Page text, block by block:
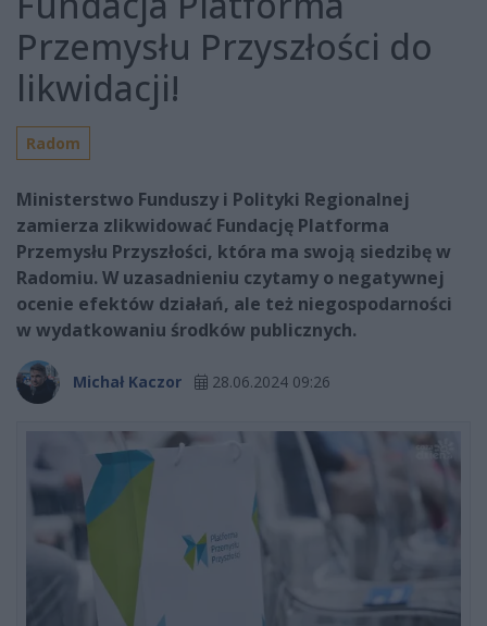
Przemysłu Przyszłości do
likwidacji!
Radom
Ministerstwo Funduszy i Polityki Regionalnej
zamierza zlikwidować Fundację Platforma
Przemysłu Przyszłości, która ma swoją siedzibę w
Radomiu. W uzasadnieniu czytamy o negatywnej
ocenie efektów działań, ale też niegospodarności
w wydatkowaniu środków publicznych.
Michał Kaczor 28.06.2024 09:26